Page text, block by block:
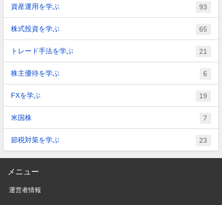
資産運用を学ぶ 93
株式投資を学ぶ 65
トレード手法を学ぶ 21
株主優待を学ぶ 6
FXを学ぶ 19
米国株 7
節税対策を学ぶ 23
メニュー
運営者情報